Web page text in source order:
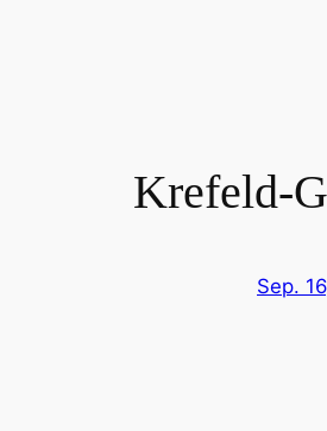
Krefeld-
Sep.